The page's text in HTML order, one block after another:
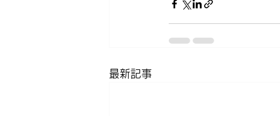
最新記事